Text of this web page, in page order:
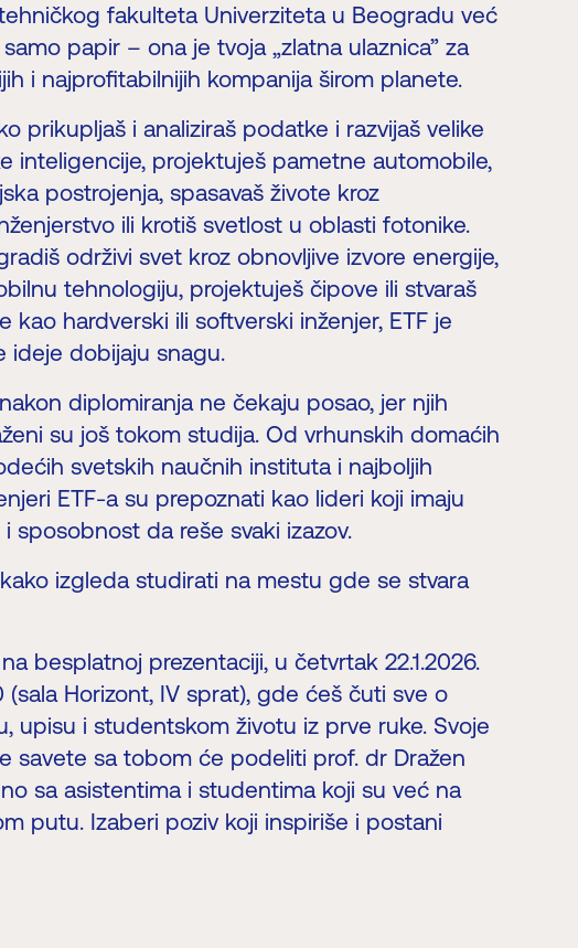
fakulteta Univerziteta u Beogradu već
papir – ona je tvoja „zlatna ulaznica” za
i najprofitabilnijih kompanija širom planete.
prikupljaš i analiziraš podatke i razvijaš velike
inteligencije, projektuješ pametne automobile,
postrojenja, spasavaš živote kroz
ili krotiš svetlost u oblasti fotonike.
održivi svet kroz obnovljive izvore energije,
tehnologiju, projektuješ čipove ili stvaraš
kao hardverski ili softverski inženjer, ETF je
ideje dobijaju snagu.
diplomiranja ne čekaju posao, jer njih
su još tokom studija. Od vrhunskih domaćih
svetskih naučnih instituta i najboljih
ETF-a su prepoznati kao lideri koji imaju
sposobnost da reše svaki izazov.
izgleda studirati na mestu gde se stvara
besplatnoj prezentaciji, u četvrtak 22.1.2026.
Horizont, IV sprat), gde ćeš čuti sve o
upisu i studentskom životu iz prve ruke. Svoje
savete sa tobom će podeliti prof. dr Dražen
sa asistentima i studentima koji su već na
putu. Izaberi poziv koji inspiriše i postani